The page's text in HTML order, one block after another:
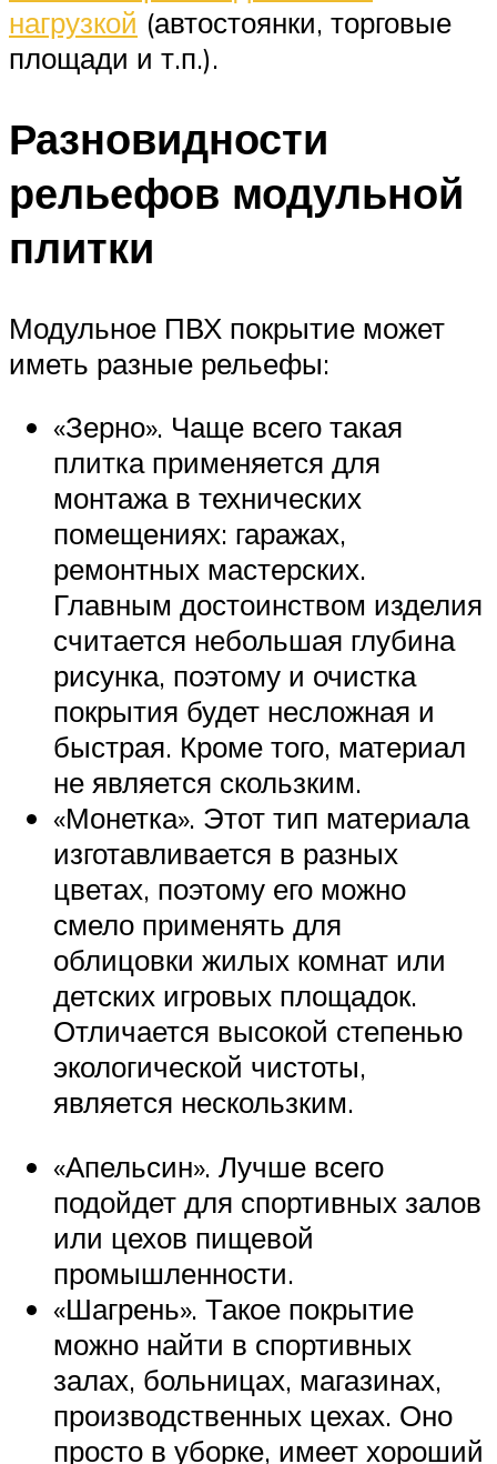
нагрузкой (автостоянки, торговые
площади и т.п.).
Разновидности
рельефов модульной
плитки
Модульное ПВХ покрытие может
иметь разные рельефы:
«Зерно». Чаще всего такая
плитка применяется для
монтажа в технических
помещениях: гаражах,
ремонтных мастерских.
Главным достоинством изделия
считается небольшая глубина
рисунка, поэтому и очистка
покрытия будет несложная и
быстрая. Кроме того, материал
не является скользким.
«Монетка». Этот тип материала
изготавливается в разных
цветах, поэтому его можно
смело применять для
облицовки жилых комнат или
детских игровых площадок.
Отличается высокой степенью
экологической чистоты,
является нескользким.
«Апельсин». Лучше всего
подойдет для спортивных залов
или цехов пищевой
промышленности.
«Шагрень». Такое покрытие
можно найти в спортивных
залах, больницах, магазинах,
производственных цехах. Оно
просто в уборке, имеет хороший